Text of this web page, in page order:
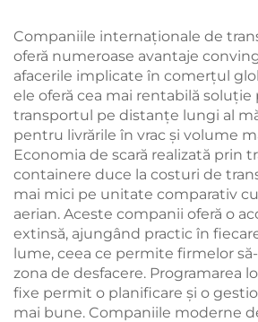
Companiile internaționale de
oferă numeroase avantaje
afacerile implicate în comerțul
ele oferă cea mai rentabilă
transportul pe distanțe lungi al
pentru livrările în vrac și volume
Economia de scară realizată prin
containere duce la costuri de
mai mici pe unitate comparativ
aerian. Aceste companii oferă o
extinsă, ajungând practic în
lume, ceea ce permite firmelor
zona de desfacere. Programarea
fixe permit o planificare și o
mai bune. Companiile moderne